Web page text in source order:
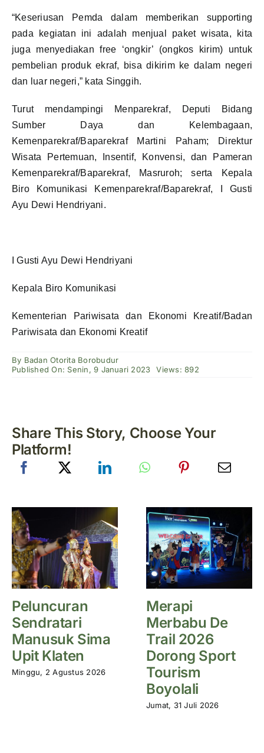
“Keseriusan Pemda dalam memberikan supporting
pada kegiatan ini adalah menjual paket wisata, kita
juga menyediakan free ‘ongkir’ (ongkos kirim) untuk
pembelian produk ekraf, bisa dikirim ke dalam negeri
dan luar negeri,” kata Singgih.
Turut mendampingi Menparekraf, Deputi Bidang
Sumber Daya dan Kelembagaan,
Kemenparekraf/Baparekraf Martini Paham; Direktur
Wisata Pertemuan, Insentif, Konvensi, dan Pameran
Kemenparekraf/Baparekraf, Masruroh; serta Kepala
Biro Komunikasi Kemenparekraf/Baparekraf, I Gusti
Ayu Dewi Hendriyani.
I Gusti Ayu Dewi Hendriyani
Kepala Biro Komunikasi
Kementerian Pariwisata dan Ekonomi Kreatif/Badan
Pariwisata dan Ekonomi Kreatif
By Badan Otorita Borobudur
Published On: Senin, 9 Januari 2023
Views: 892
Share This Story, Choose Your
Platform!
Peluncuran
Sendratari
Manusuk Sima
Upit Klaten
Minggu, 2 Agustus 2026
Merapi
Merbabu De
Trail 2026
Dorong Sport
Tourism
Boyolali
Jumat, 31 Juli 2026